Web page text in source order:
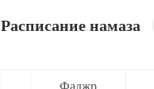
Расписание намаза
Фаджр